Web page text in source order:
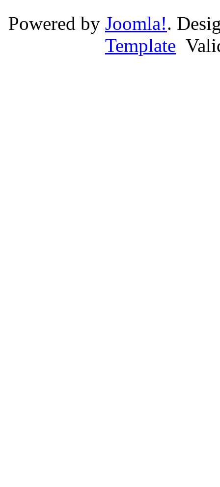
Powered by Joomla!.
Template